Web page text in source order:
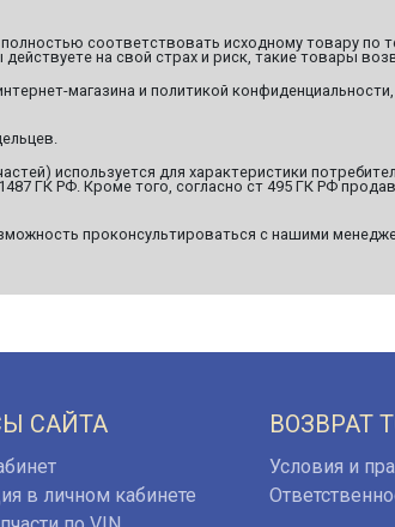
соответствовать исходному товару по
на свой страх и риск, такие товары
магазина и политикой
используется для характеристики
ГК РФ. Кроме того, согласно ст 495 ГК РФ
проконсультироваться с нашими
САЙТА
в личном кабинете
ВОЗВРАТ
Условия и